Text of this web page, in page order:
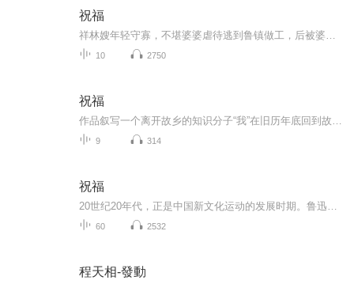
祝福
10 2750
祝福
9 314
祝福
60 2532
程天相-發動